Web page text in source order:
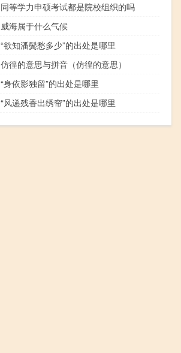
同等学力申硕考试都是院校组织的吗
威海属于什么气候
“欲知潘鬓愁多少”的出处是哪里
仿徨的意思与拼音（仿徨的意思）
“身依影独留”的出处是哪里
“风递残香出绣帘”的出处是哪里